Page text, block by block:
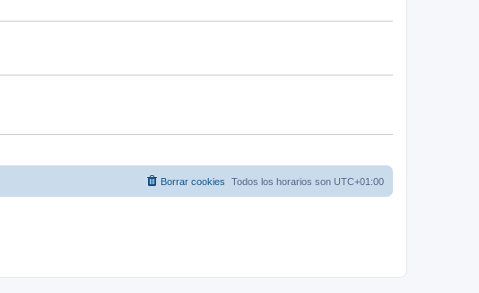
e
e
i
n
Todos los horarios son UTC+01:00
Borrar cookies